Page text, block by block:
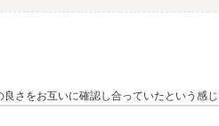
さをお互いに確認し合っていたという感
りますので、今後ともどうぞよろしくお